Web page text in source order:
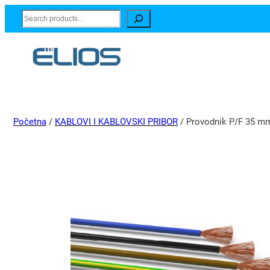
Search
Početna / KABLOVI I KABLOVSKI PRIBOR / Provodnik P/F 35